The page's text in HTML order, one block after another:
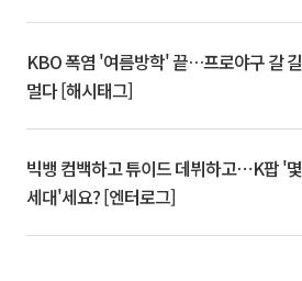
KBO 폭염 '여름방학' 끝…프로야구 갈 길
멀다 [해시태그]
빅뱅 컴백하고 튜이드 데뷔하고⋯K팝 '몇
세대'세요? [엔터로그]